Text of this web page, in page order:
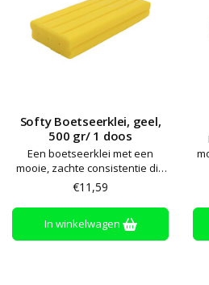
Softy Boetseerklei, geel,
500 gr/ 1 doos
Een boetseerklei met een
mooie, zachte consistentie die
niet uitdroogt of afgeeft. Alle
kleuren zijn onderling
mengbaar. Gemakkelijk te
bewerken en te vormen – zelfs
voor kleine handen. Glutenvrij
€11,59
In winkelwagen